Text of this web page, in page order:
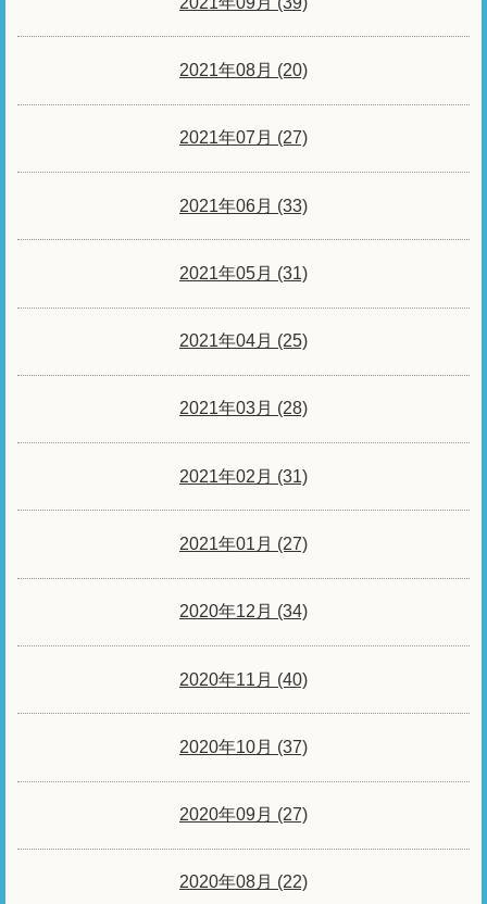
2021年08月 (20)
2021年07月 (27)
2021年06月 (33)
2021年05月 (31)
2021年04月 (25)
2021年03月 (28)
2021年02月 (31)
2021年01月 (27)
2020年12月 (34)
2020年11月 (40)
2020年10月 (37)
2020年09月 (27)
2020年08月 (22)